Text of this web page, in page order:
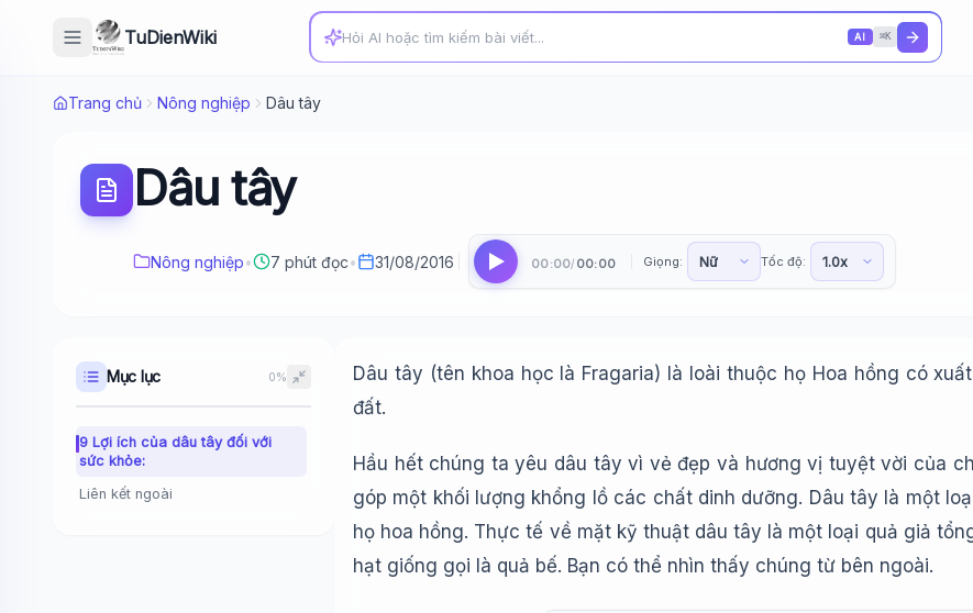
TuDienWiki AI ⌘K
Trang chủ Nông nghiệp Dâu tây
Dâu tây
Nông nghiệp• 7 phút đọc• 31/08/2016 00:00/ 00:00 Giọng: Tốc độ:
Mục lục 0%
9 Lợi ích của dâu tây đối với
sức khỏe:
Liên kết ngoài
Dâu tây (tên khoa học là Fragaria) là loài thuộc họ Hoa hồng có
đất.
Hầu hết chúng ta yêu dâu tây vì vẻ đẹp và hương vị tuyệt vời của
góp một khối lượng khổng lồ các chất dinh dưỡng. Dâu tây là một
họ hoa hồng. Thực tế về mặt kỹ thuật dâu tây là một loại quả giả
hạt giống gọi là quả bế. Bạn có thể nhìn thấy chúng từ bên ngoài.